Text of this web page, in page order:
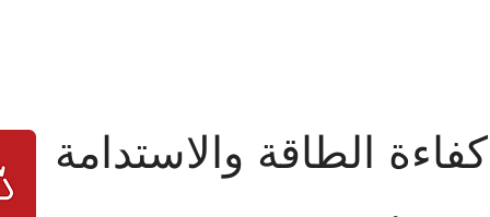
كفاءة الطاقة والاستدامة